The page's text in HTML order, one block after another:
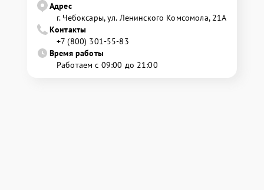
Адрес
г. Чебоксары, ул. Ленинского Комсомола, 21А
Контакты
+7 (800) 301-55-83
Время работы
Работаем с 09:00 до 21:00